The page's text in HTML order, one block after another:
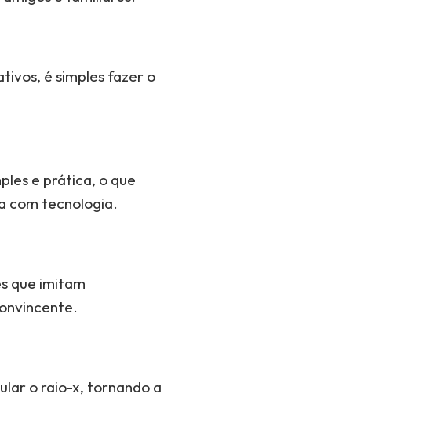
é simples fazer o
e prática, o que
com tecnologia.
que imitam
o raio-x, tornando a